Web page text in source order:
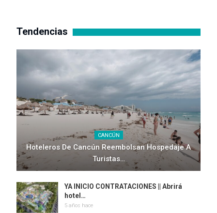
Tendencias
CANCÚN
Hoteleros De Cancún Reembolsan Hospedaje A
Turistas…
YA INICIO CONTRATACIONES || Abrirá
hotel…
5 años hace